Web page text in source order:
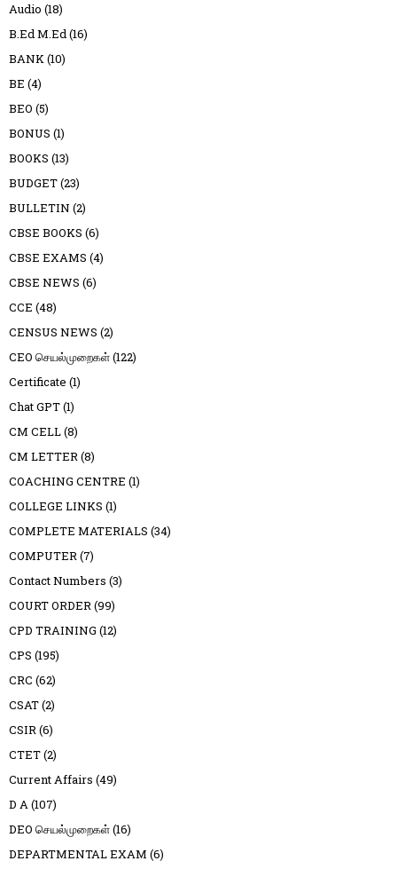
Audio (18)
B.Ed M.Ed(16)
BANK(10)
BE (4)
BEO (5)
BONUS (1)
BOOKS (13)
BUDGET(23)
BULLETIN (2)
CBSE BOOKS (6)
CBSE EXAMS (4)
CBSE NEWS (6)
CCE (48)
CENSUS NEWS (2)
CEO செயல்முறைகள்(122)
Certificate (1)
Chat GPT(1)
CM CELL(8)
CM LETTER(8)
COACHING CENTRE (1)
COLLEGE LINKS (1)
COMPLETE MATERIALS (34)
COMPUTER(7)
Contact Numbers (3)
COURT ORDER(99)
CPD TRAINING (12)
CPS (195)
CRC (62)
CSAT(2)
CSIR(6)
CTET(2)
Current Affairs (49)
D A(107)
DEO செயல்முறைகள்(16)
DEPARTMENTAL EXAM (6)